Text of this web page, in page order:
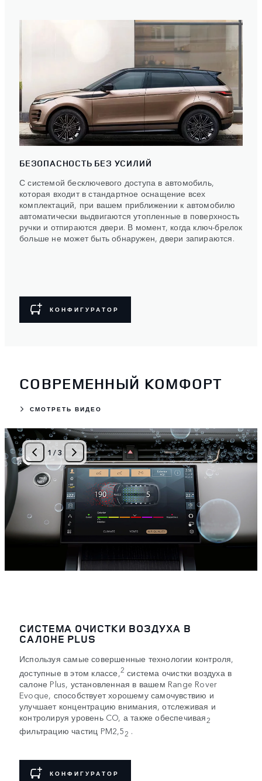
БЕЗОПАСНОСТЬ БЕЗ УСИЛИЙ
С системой бесключевого доступа в автомобиль,
которая входит в стандартное оснащение всех
комплектаций, при вашем приближении к автомобилю
автоматически выдвигаются утопленные в поверхность
ручки и отпираются двери. В момент, когда ключ-брелок
больше не может быть обнаружен, двери запираются.
КОНФИГУРАТОР
СОВРЕМЕННЫЙ КОМФОРТ
СМОТРЕТЬ ВИДЕО
СИСТЕМА ОЧИСТКИ ВОЗДУХА В
САЛОНЕ PLUS
Используя самые совершенные технологии контроля,
доступные в этом классе,2 система очистки воздуха в
салоне Plus, установленная в вашем Range Rover
Evoque, способствует хорошему самочувствию и
улучшает концентрацию внимания, отслеживая и
контролируя уровень CO, а также обеспечивая2
фильтрацию частиц PM2,52 .
1 /3
КОНФИГУРАТОР